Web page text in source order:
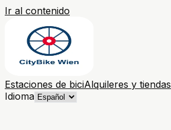
Ir al contenido
Estaciones de biciAlquileres y tiendas
Idioma